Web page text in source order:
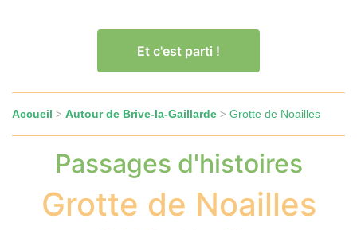
Et c'est parti !
Accueil > Autour de Brive-la-Gaillarde > Grotte de Noailles
Passages d'histoires
Grotte de Noailles